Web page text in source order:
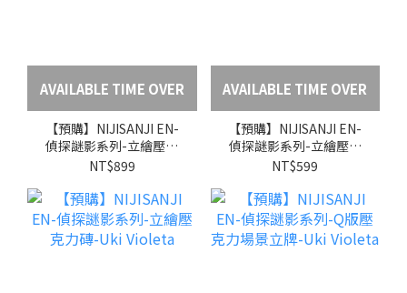
AVAILABLE TIME OVER
【預購】NIJISANJI EN-
偵探謎影系列-立繪壓克
力大立牌-Uki Violeta
NT$899
AVAILABLE TIME OVER
【預購】NIJISANJI EN-
偵探謎影系列-立繪壓克
力場景立牌-Uki Violeta
NT$599